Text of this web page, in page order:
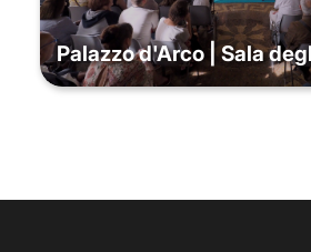
Palazzo d'Arco | Sala